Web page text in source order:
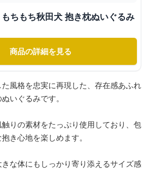
ちもち秋田犬 抱き枕ぬいぐるみ
商品の詳細を見る
風格を忠実に再現した、存在感あふれ
いぐるみです。
りの素材をたっぷり使用しており、包
き心地を楽しめます。
な体にもしっかり寄り添えるサイズ感